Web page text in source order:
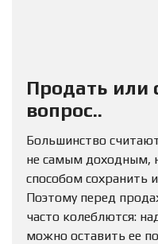
Продать или
вопрос..
Большинство
не самым доходным,
способом сохранить
Поэтому перед
часто колеблются:
можно оставить ее